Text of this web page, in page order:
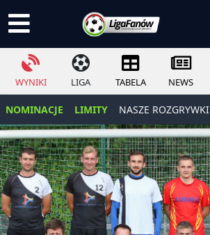
WYNIKI LIGA TABELA NEWS
NOMINACJE LIMITY NASZE ROZGRYWKI